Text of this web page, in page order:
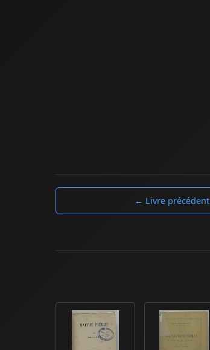
← Livre précédent